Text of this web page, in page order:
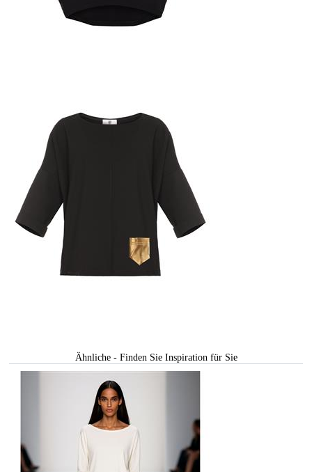
Ähnliche - Finden Sie Inspiration für Sie